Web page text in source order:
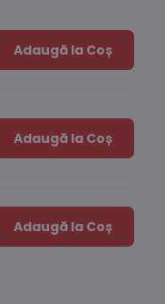
Adaugă la Coș
Adaugă la Coș
Adaugă la Coș